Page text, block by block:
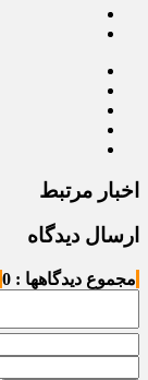
اخبار مرتبط
ارسال دیدگاه
مجموع دیدگاهها : 0